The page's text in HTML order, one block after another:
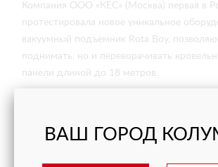
Компания ООО «КЕС» (Москва) первая в
протестировала новое уникальное
вакуумный подъемник Rota Boy,
поднимать, но и переворачивать
панели длиной до 18 метров.
ВАШ ГОРОД